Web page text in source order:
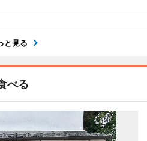
と見る
べる